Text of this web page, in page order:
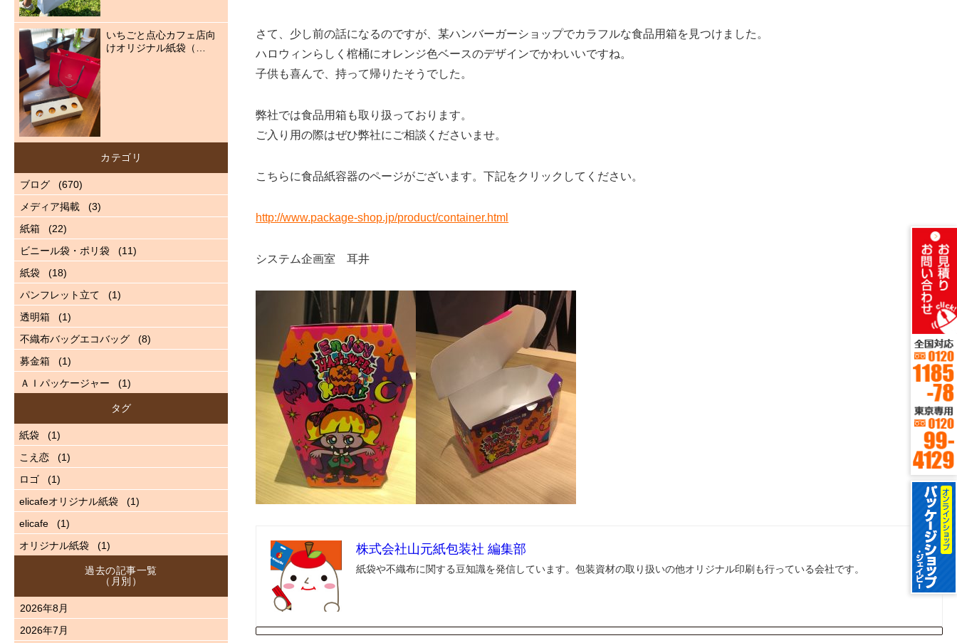
さて、少し前の話になるのですが、某ハンバーガーショップでカラフルな食品用箱を見つけました。
ハロウィンらしく棺桶にオレンジ色ベースのデザインでかわいいですね。
子供も喜んで、持って帰りたそうでした。
弊社では食品用箱も取り扱っております。
ご入り用の際はぜひ弊社にご相談くださいませ。
こちらに食品紙容器のページがございます。下記をクリックしてください。
http://www.package-shop.jp/product/container.html
システム企画室 耳井
株式会社山元紙包装社 編集部
紙袋や不織布に関する豆知識を発信しています。包装資材の取り扱いの他オリジナル印刷も行っている会社です。
いちごと点心カフェ店向
けオリジナル紙袋（…
カテゴリ
ブログ
(670)
メディア掲載
(3)
紙箱
(22)
ビニール袋・ポリ袋
(11)
紙袋
(18)
パンフレット立て
(1)
透明箱
(1)
不織布バッグエコバッグ
(8)
募金箱
(1)
ＡＩパッケージャー
(1)
タグ
紙袋
(1)
こえ恋
(1)
ロゴ
(1)
elicafeオリジナル紙袋
(1)
elicafe
(1)
オリジナル紙袋
(1)
過去の記事一覧
（月別）
2026年8月
2026年7月